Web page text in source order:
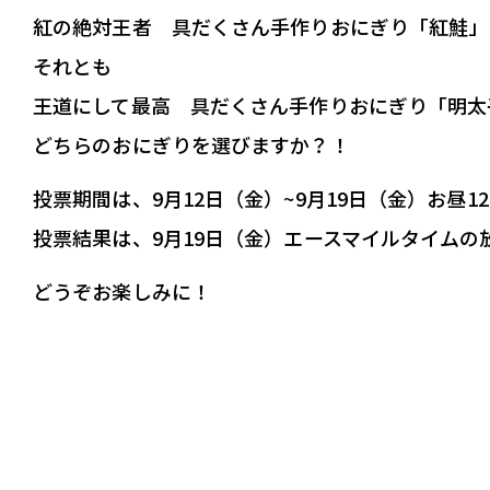
紅の絶対王者 具だくさん手作りおにぎり「紅鮭」
それとも
王道にして最高 具だくさん手作りおにぎり「明
どちらのおにぎりを選びますか？！
投票期間は、9月12日（金）~9月19日（金）お昼
投票結果は、9月19日（金）エースマイルタイム
どうぞお楽しみに！